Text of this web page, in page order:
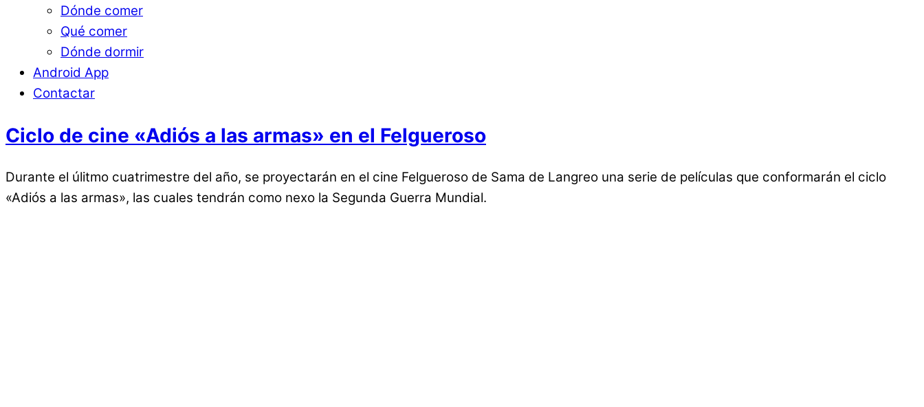
Dónde comer
Qué comer
Dónde dormir
Android App
Contactar
Ciclo de cine «Adiós a las armas» en el Felgueroso
Durante el úlitmo cuatrimestre del año, se proyectarán en el cine Felgueroso de Sama de Langreo una serie de películas que conformarán el ciclo
«Adiós a las armas», las cuales tendrán como nexo la Segunda Guerra Mundial.